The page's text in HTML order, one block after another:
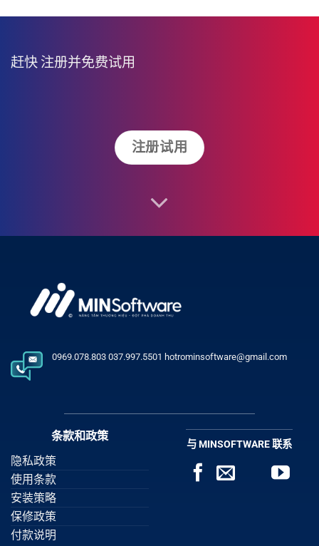
赶快 注册并免费试用
注册试用
0969.078.803 037.997.5501 hotrominsoftware@gmail.com
条款和政策
隐私政策
使用条款
安装策略
保修政策
付款说明
与 MINSOFTWARE 联系